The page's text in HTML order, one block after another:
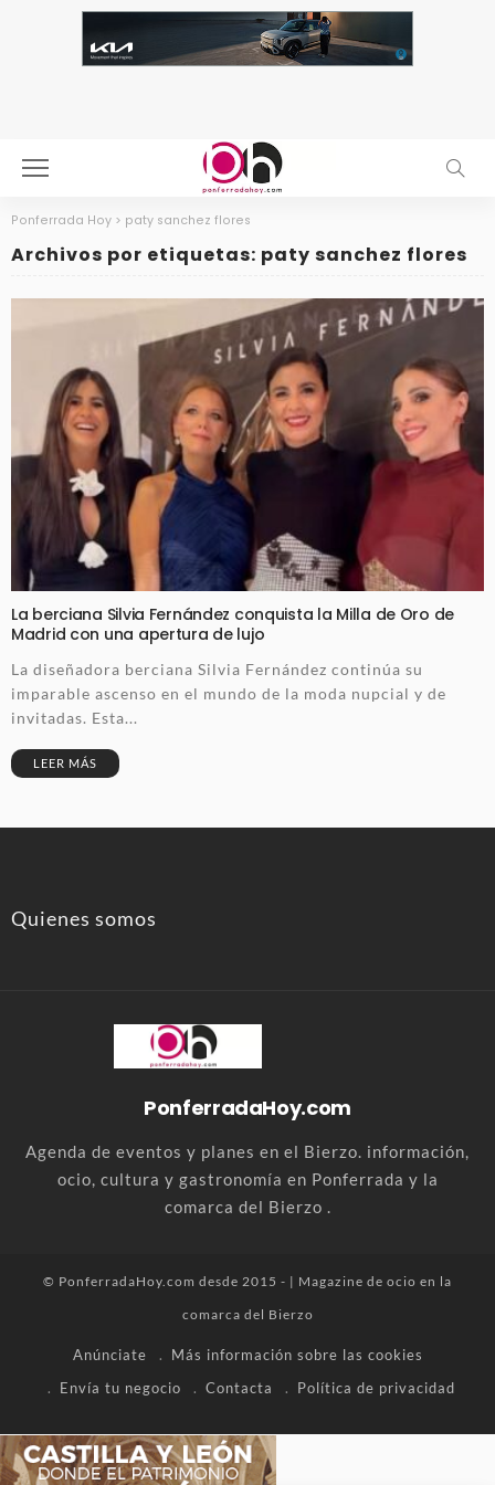
Ponferrada Hoy > paty sanchez flores
Archivos por etiquetas: paty sanchez flores
La berciana Silvia Fernández conquista la Milla de Oro de
Madrid con una apertura de lujo
La diseñadora berciana Silvia Fernández continúa su
imparable ascenso en el mundo de la moda nupcial y de
invitadas. Esta...
LEER MÁS
Quienes somos
PonferradaHoy.com
Agenda de eventos y planes en el Bierzo. información,
ocio, cultura y gastronomía en Ponferrada y la
comarca del Bierzo .
© PonferradaHoy.com desde 2015 - | Magazine de ocio en la
comarca del Bierzo
Anúnciate
Más información sobre las cookies
Envía tu negocio
Contacta Política de privacidad